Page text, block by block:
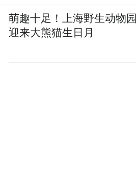
萌趣十足！上海野生动物园
迎来大熊猫生日月